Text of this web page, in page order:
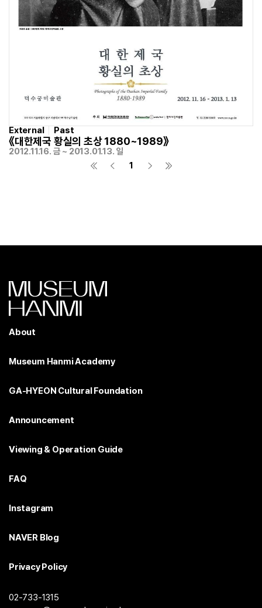
External Past
《대한제국 황실의 초상 1880~1989》
2012.11.16. 금 ~ 2013.01.13. 일
1
About
Museum Hanmi Academy
GA-HYEON Cultural Foundation
Announcement
Viewing & Operation Guide
FAQ
Instagram
NAVER Blog
Privacy Policy
02-733-1315